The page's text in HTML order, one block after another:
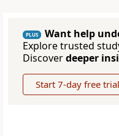
PLUS
Want help
Explore trusted
Discoverdeeper
Start 7-day free trial